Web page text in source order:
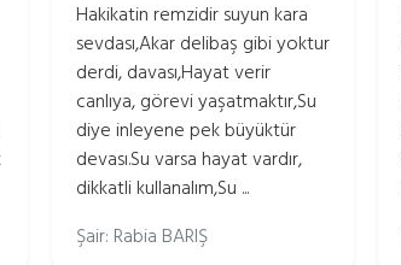
Hakikatin remzidir suyun kara
sevdası,Akar delibaş gibi yoktur
derdi, davası,Hayat verir
canlıya, görevi yaşatmaktır,Su
diye inleyene pek büyüktür
devası.Su varsa hayat vardır,
dikkatli kullanalım,Su ...
Şair: Rabia BARIŞ